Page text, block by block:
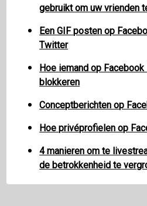
gebruikt om uw vrienden
Een GIF posten op
Twitter
Hoe iemand op
blokkeren
Conceptberichten op
Hoe privéprofielen op
4 manieren om te
de betrokkenheid te